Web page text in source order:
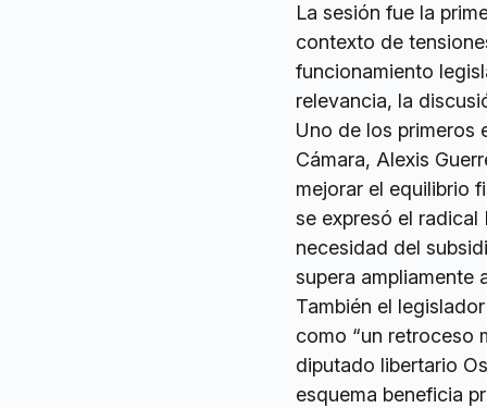
La sesión fue la
contexto de
funcionamiento
relevancia, la
Uno de los primeros
Cámara, Alexis
mejorar el equilibrio
se expresó el
necesidad del
supera ampliamente
También el
como “un retroceso
diputado libertario
esquema beneficia